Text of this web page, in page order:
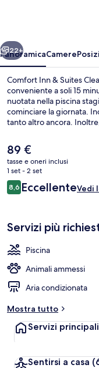
South
Avanti
22+
PanoramicaCamere
Comfort Inn & Suites
conveniente a soli 15
nuotata nella piscina
cominciare la giornata.
tanto altro ancora.
ospiti apprezzano molto
invidiabile.
Il
prezzo
attuale
è
89 €
89 €
tasse e oneri inclusi
1 set - 2 set
Recensioni
8,68,6 su 10
EccellenteVedi
Servizi più
Piscina
Animali ammessi
Aria condizionata
Mostra tutto
Servizi principali
Sentirsi a casa